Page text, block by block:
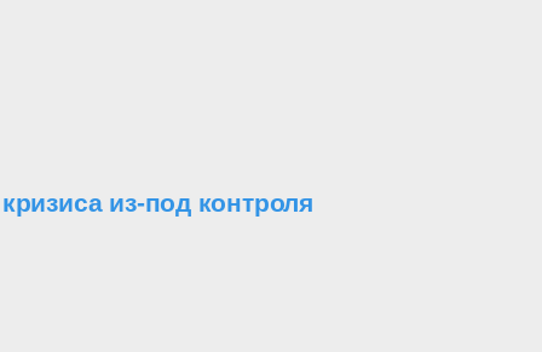
из-под контроля